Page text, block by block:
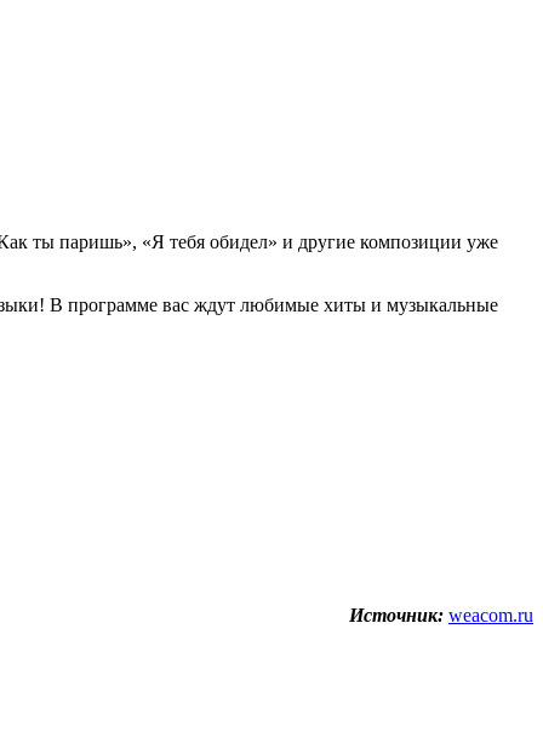
ты паришь», «Я тебя обидел» и другие композиции уже
В программе вас ждут любимые хиты и музыкальные
Источник: weacom.ru